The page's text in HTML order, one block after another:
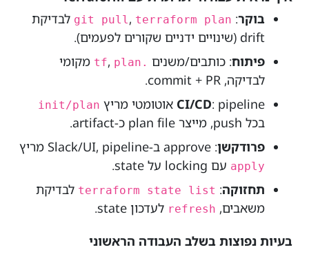
בוקר:
git pull, terraform plan
לבדיקת
drift (שינויים ידניים שקורים לפעמים).
פיתוח: כותבים/משנים .tf
, plan
מקומי
לבדיקה, commit + PR.
CI/CD: pipeline אוטומטי מריץ init/plan
בכל push, מייצר plan file כ-artifact.
פרודקשן: approve ב-Slack/UI, pipeline מריץ
apply עם locking על state.
תחזוקה:
terraform state list לבדיקת
משאבים, refresh לעדכון state.
בעיות נפוצות בשלב העבודה הראשוני